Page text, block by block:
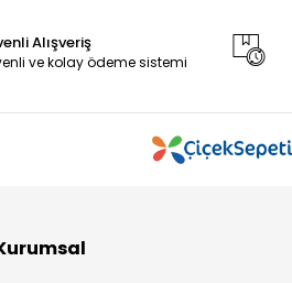
Alışveriş
ve kolay ödeme sistemi